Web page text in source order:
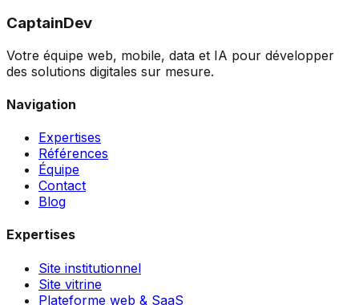
CaptainDev
Votre équipe web, mobile, data et IA pour développer
des solutions digitales sur mesure.
Navigation
Expertises
Références
Équipe
Contact
Blog
Expertises
Site institutionnel
Site vitrine
Plateforme web & SaaS